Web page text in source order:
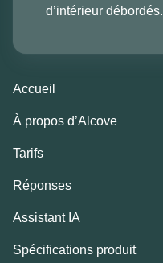
d’intérieur débordés.
Accueil
À propos d’Alcove
Tarifs
Réponses
Assistant IA
Spécifications produit